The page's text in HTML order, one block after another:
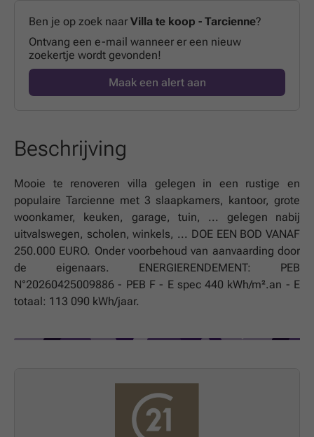
Ben je op zoek naar Villa te koop - Tarcienne?
Ontvang een e-mail wanneer er een nieuw
zoekertje wordt gevonden!
Maak een alert aan
Beschrijving
Mooie te renoveren villa gelegen in een rustige en
populaire Tarcienne met 3 slaapkamers, kantoor, grote
woonkamer, keuken, garage, tuin, ... gelegen nabij
uitvalswegen, scholen, winkels, ... DOE EEN BOD VANAF
250.000 EURO. Onder voorbehoud van aanvaarding door
de eigenaars. ENERGIERENDEMENT: PEB
N°20260425009886 - PEB F - E spec 440 kWh/m².an - E
totaal: 113 090 kWh/jaar.